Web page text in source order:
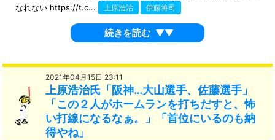
なれない https://t.c...
上原浩治 伊藤将司
続きを読む ▼▼
2021年04月15日 23:11
上原浩治氏「阪神…大山選手、佐藤選手」
「この２人がホームランを打ちだすと、怖
い打線になるなぁ。」「首位にいるのも納
得やね」